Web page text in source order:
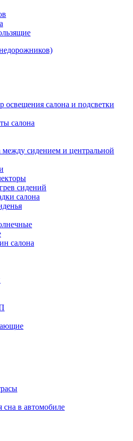
освещения салона и подсветки
салона
между сидением и центральной
сидений
салона
салона
сна в автомобиле